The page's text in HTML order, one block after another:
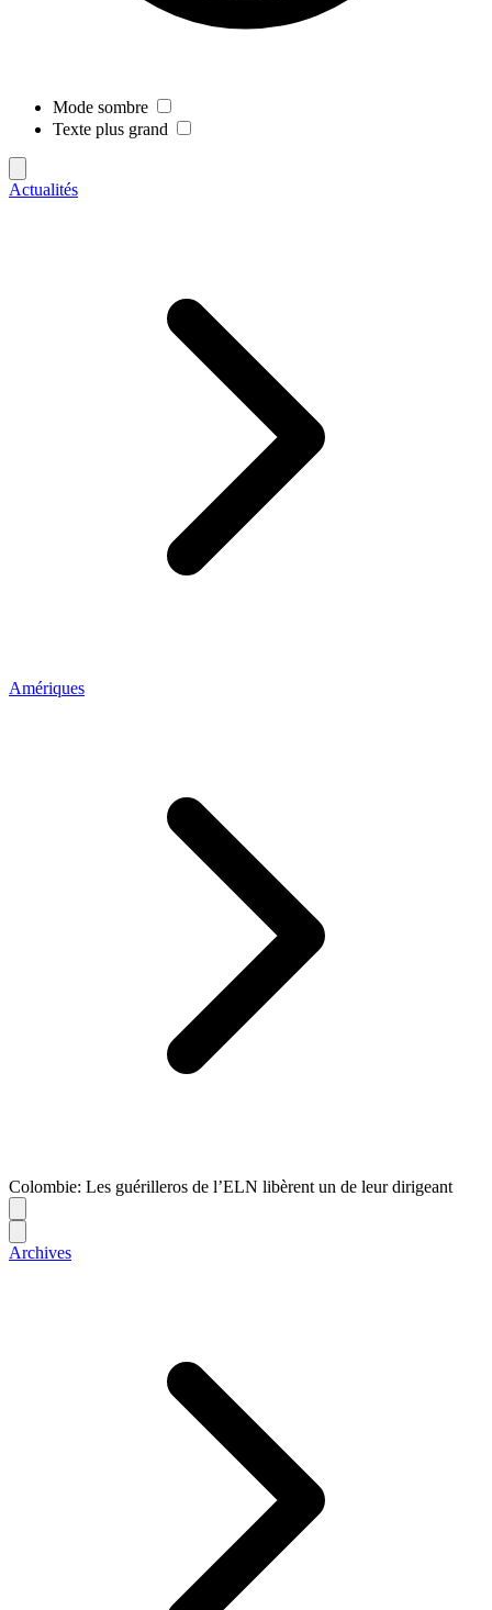
Mode sombre
Texte plus grand
Actualités
Amériques
Colombie: Les guérilleros de l’ELN libèrent un de leur dirigeant
Archives